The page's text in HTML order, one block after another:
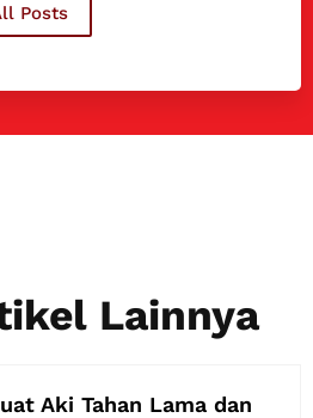
Posts
Lainnya
Aki Tahan Lama dan